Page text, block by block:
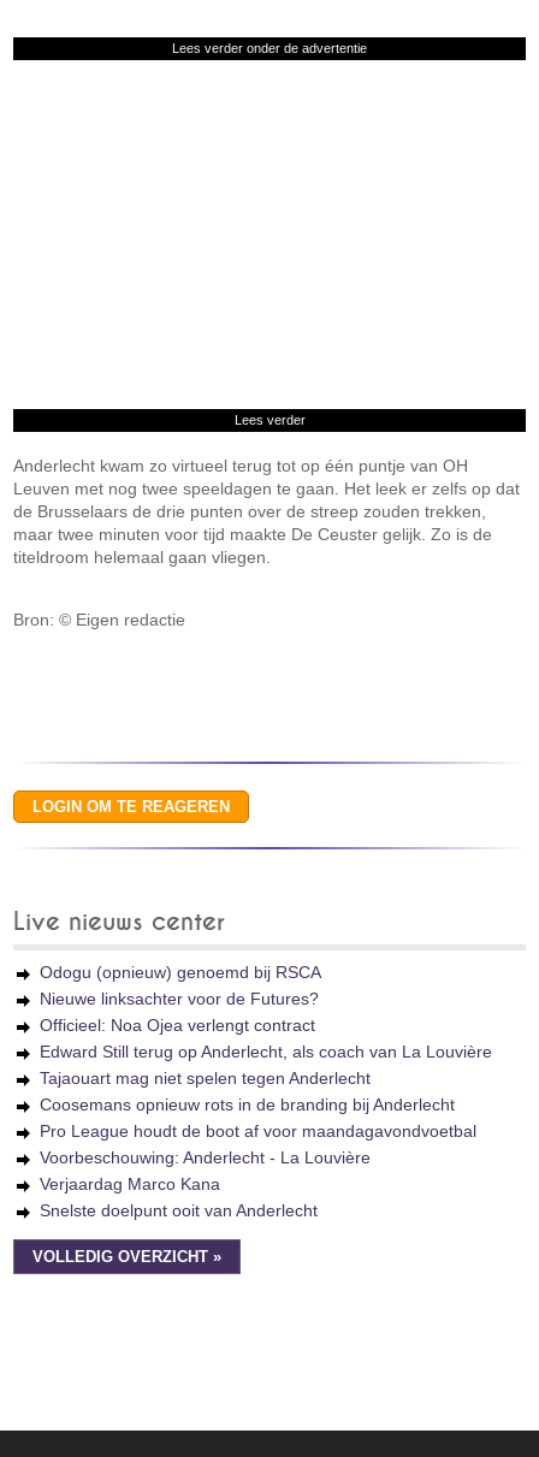
Lees verder onder de advertentie
Lees verder
Anderlecht kwam zo virtueel terug tot op één puntje van OH
Leuven met nog twee speeldagen te gaan. Het leek er zelfs op dat
de Brusselaars de drie punten over de streep zouden trekken,
maar twee minuten voor tijd maakte De Ceuster gelijk. Zo is de
titeldroom helemaal gaan vliegen.
Bron: © Eigen redactie
Live nieuws center
Odogu (opnieuw) genoemd bij RSCA
Nieuwe linksachter voor de Futures?
Officieel: Noa Ojea verlengt contract
Edward Still terug op Anderlecht, als coach van La Louvière
Tajaouart mag niet spelen tegen Anderlecht
Coosemans opnieuw rots in de branding bij Anderlecht
Pro League houdt de boot af voor maandagavondvoetbal
Voorbeschouwing: Anderlecht - La Louvière
Verjaardag Marco Kana
Snelste doelpunt ooit van Anderlecht
VOLLEDIG OVERZICHT »